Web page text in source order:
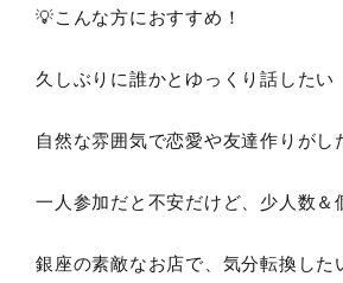
💡こんな方におすすめ！
久しぶりに誰かとゆっくり話したい
自然な雰囲気で恋愛や友達作りがし
一人参加だと不安だけど、少人数＆
銀座の素敵なお店で、気分転換した